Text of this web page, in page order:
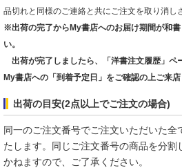
品切れと同様のご連絡と共にご注文を取り消し
※出荷の完了からMy書店へのお届け期間が和
い。
出荷が完了しましたら、「洋書注文履歴」ペ
My書店への「到着予定日」をご確認の上ご来店
出荷の目安(2点以上でご注文の場合)
同一のご注文番号でご注文いただいた
たします。同じご注文番号の商品を分割
かねますので、ご了承ください。